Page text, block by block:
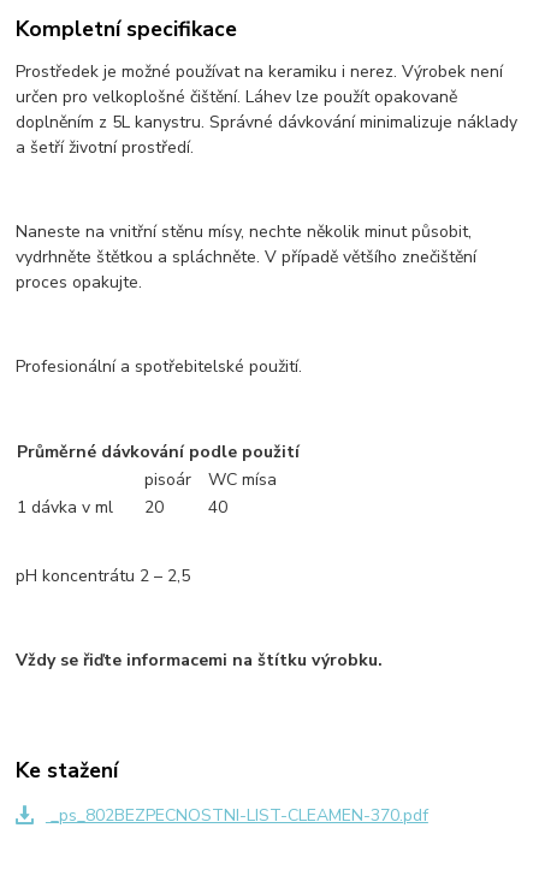
Kompletní specifikace
Prostředek je možné používat na keramiku i nerez. Výrobek není
určen pro velkoplošné čištění. Láhev lze použít opakovaně
doplněním z 5L kanystru. Správné dávkování minimalizuje náklady
a šetří životní prostředí.
Naneste na vnitřní stěnu mísy, nechte několik minut působit,
vydrhněte štětkou a spláchněte. V případě většího znečištění
proces opakujte.
Profesionální a spotřebitelské použití.
Průměrné dávkování podle použití
pisoár
WC mísa
1 dávka v ml
20 40
pH koncentrátu 2 – 2,5
Vždy se řiďte informacemi na štítku výrobku.
Ke stažení
_ps_802BEZPECNOSTNI-LIST-CLEAMEN-370.pdf